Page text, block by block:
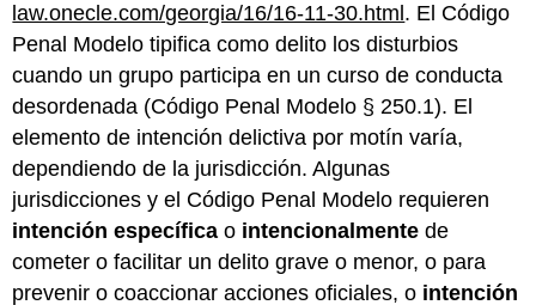
law.onecle.com/georgia/16/16-11-30.html . El Código
Penal Modelo tipifica como delito los disturbios
cuando un grupo participa en un curso de conducta
desordenada (Código Penal Modelo § 250.1). El
elemento de intención delictiva por motín varía,
dependiendo de la jurisdicción. Algunas
jurisdicciones y el Código Penal Modelo requieren
intención específica o intencionalmente de
cometer o facilitar un delito grave o menor, o para
prevenir o coaccionar acciones oficiales, o intención